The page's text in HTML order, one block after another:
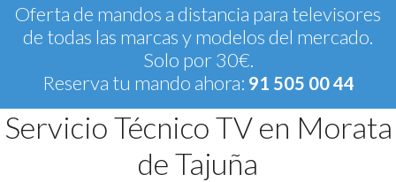
Oferta de mandos a distancia para televisores
de todas las marcas y modelos del mercado.
Solo por 30€.
Reserva tu mando ahora: 91 505 00 44
Servicio Técnico TV en Morata
de Tajuña